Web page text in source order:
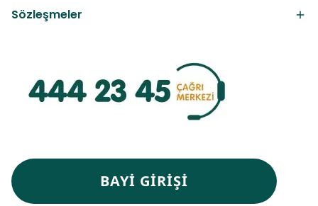
Sözleşmeler
BAYİ GİRİŞİ